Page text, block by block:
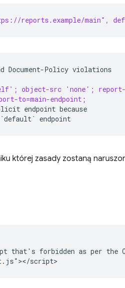
reports.example/main",
Document-Policy
object-src 'none'; report-
to=main-endpoint;
endpoint
`default`
której zasady zostaną
that's forbidden as per the